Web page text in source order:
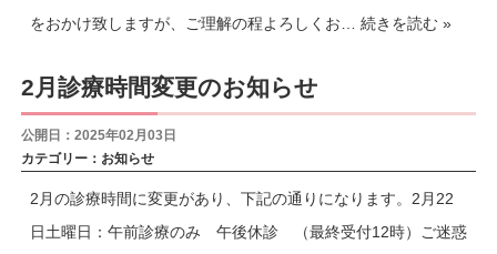
をおかけ致しますが、ご理解の程よろしくお… 続きを読む »
2月診療時間変更のお知らせ
公開日：2025年02月03日
カテゴリー： お知らせ
2月の診療時間に変更があり、下記の通りになります。2月22
日土曜日：午前診療のみ 午後休診 （最終受付12時）ご迷惑